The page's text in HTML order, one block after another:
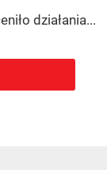
działania...